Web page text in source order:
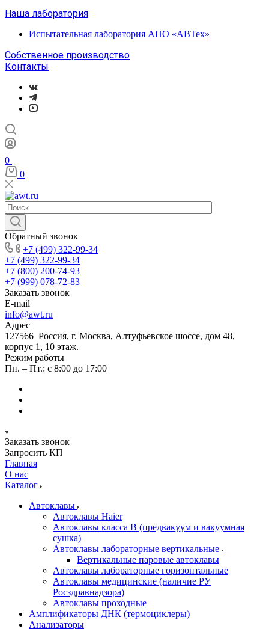
Наша лаборатория
Испытательная лаборатория АНО «АВТех»
Собственное производство
Контакты
0
0
Обратный звонок
+7 (499) 322-99-34
+7 (499) 322-99-34
+7 (800) 200-74-93
+7 (999) 078-72-83
Заказать звонок
E-mail
info@awt.ru
Адрес
127566 Россия, г. Москва, Алтуфьевское шоссе, дом 48,
корпус 1, 10 этаж.
Режим работы
Пн. – Пт.: с 8:00 до 17:00
Заказать звонок
Запросить КП
Главная
О нас
Каталог
Автоклавы
Автоклавы Haier
Автоклавы класса B (предвакуум и вакуумная
сушка)
Автоклавы лабораторные вертикальные
Вертикальные паровые автоклавы
Автоклавы лабораторные горизонтальные
Автоклавы медицинские (наличие РУ
Росздравнадзора)
Автоклавы проходные
Амплификаторы ДНК (термоциклеры)
Анализаторы